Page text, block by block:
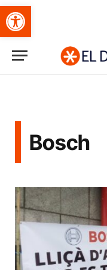
Obre la barra d'eines
Bosch